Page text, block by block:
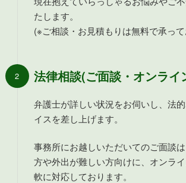
たします。
(※ご相談・お見積もりは無料で承っ
法律相談(ご面談・オンライ
弁護士が詳しい状況をお伺いし、法
イスを差し上げます。
事務所にお越しいただいてのご面談
方や外出が難しい方向けに、オンラ
軟に対応しております。